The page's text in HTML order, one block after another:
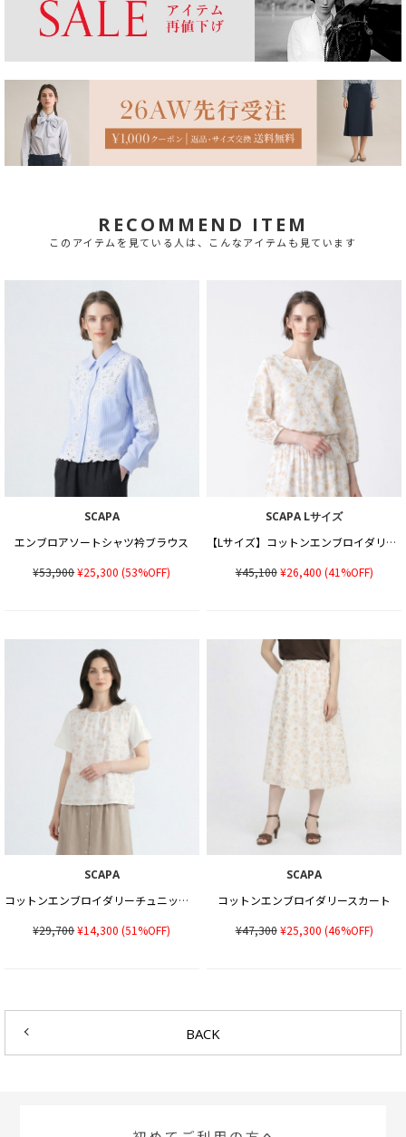
RECOMMEND ITEM
このアイテムを見ている人は、こんなアイテムも見ています
SCAPA
エンブロアソートシャツ衿ブラウス
¥53,900¥25,300 (53%OFF)
SCAPA Lサイズ
【Lサイズ】コットンエンブロイダリーブラウス
¥45,100¥26,400 (41%OFF)
SCAPA
コットンエンブロイダリーチュニックカットソー
¥29,700¥14,300 (51%OFF)
SCAPA
コットンエンブロイダリースカート
¥47,300¥25,300 (46%OFF)
BACK